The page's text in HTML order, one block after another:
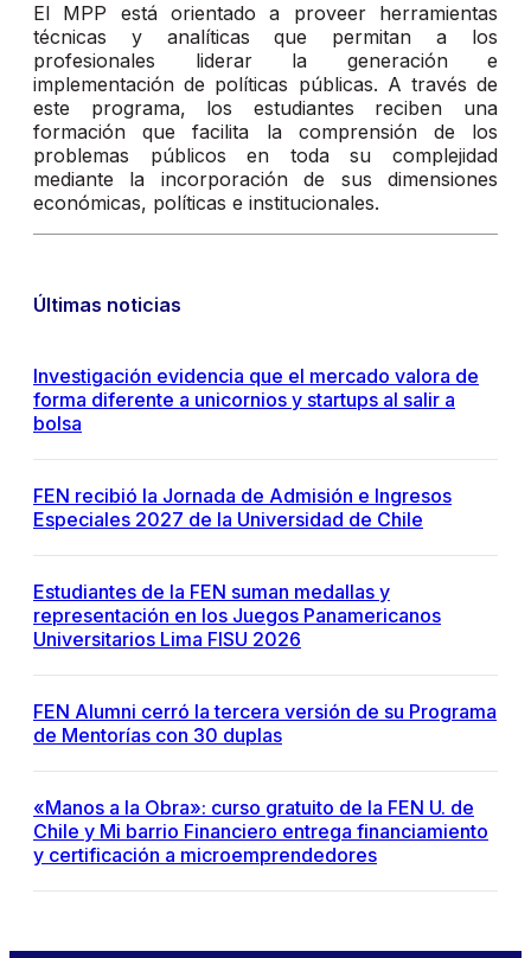
El MPP está orientado a proveer herramientas
técnicas y analíticas que permitan a los
profesionales liderar la generación e
implementación de políticas públicas. A través de
este programa, los estudiantes reciben una
formación que facilita la comprensión de los
problemas públicos en toda su complejidad
mediante la incorporación de sus dimensiones
económicas, políticas e institucionales.
Últimas noticias
Investigación evidencia que el mercado valora de
forma diferente a unicornios y startups al salir a
bolsa
FEN recibió la Jornada de Admisión e Ingresos
Especiales 2027 de la Universidad de Chile
Estudiantes de la FEN suman medallas y
representación en los Juegos Panamericanos
Universitarios Lima FISU 2026
FEN Alumni cerró la tercera versión de su Programa
de Mentorías con 30 duplas
«Manos a la Obra»: curso gratuito de la FEN U. de
Chile y Mi barrio Financiero entrega financiamiento
y certificación a microemprendedores